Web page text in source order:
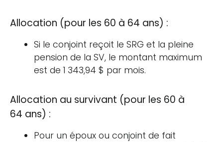
Allocation (pour les 60 à 64 ans) :
Si le conjoint reçoit le SRG et la pleine
pension de la SV, le montant maximum
est de 1 343,94 $ par mois​​.
Allocation au survivant (pour les 60 à
64 ans) :
Pour un époux ou conjoint de fait